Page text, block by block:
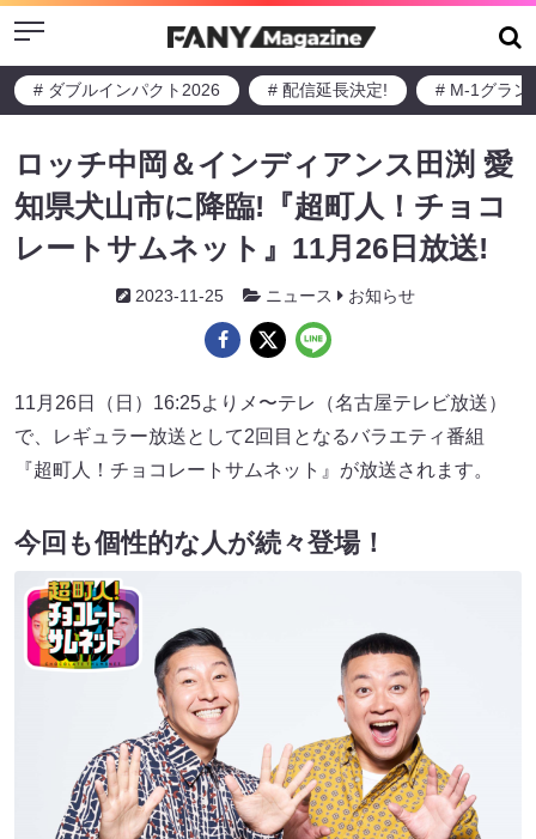
Menu
# ダブルインパクト2026 # 配信延長決定! # M-1グラン
ロッチ中岡＆インディアンス田渕 愛
知県犬山市に降臨!『超町人！チョコ
レートサムネット』11月26日放送!
2023-11-25 ニュース お知らせ
11月26日（日）16:25よりメ〜テレ（名古屋テレビ放送）
で、レギュラー放送として2回目となるバラエティ番組
『超町人！チョコレートサムネット』が放送されます。
今回も個性的な人が続々登場！